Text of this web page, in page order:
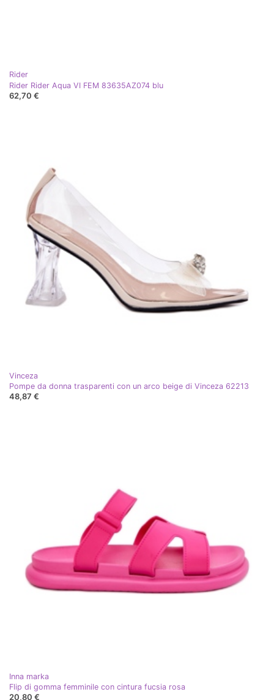
Rider
Rider Rider Aqua VI FEM 83635AZ074 blu
62,70 €
Vinceza
Pompe da donna trasparenti con un arco beige di Vinceza 62213
48,87 €
Inna marka
Flip di gomma femminile con cintura fucsia rosa
20,80 €